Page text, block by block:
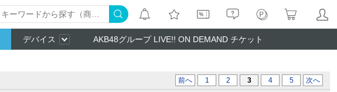
デバイス AKB48グループ LIVE!! ON DEMAND チケット
前へ 1 2 3 4 5 次へ